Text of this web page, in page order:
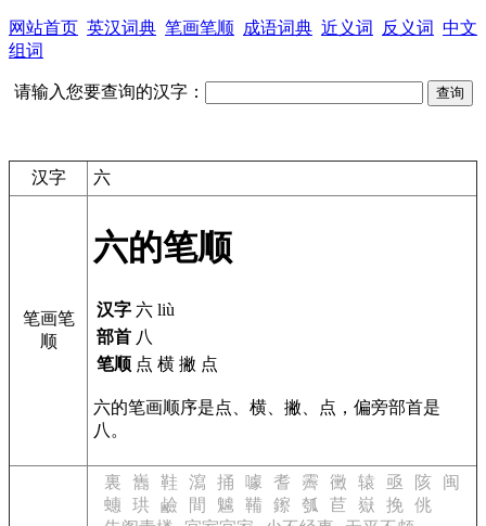
网站首页 英汉词典 笔画笔顺 成语词典 近义词 反义词 中文
组词
请输入您要查询的汉字：
汉字 六
笔画笔
顺
六的笔顺
汉字 六 liù
部首 八
笔顺 点 横 撇 点
六的笔画顺序是点、横、撇、点，偏旁部首是
八。
裏 巂 鞋 瀉 捅 噱 耆 霽 黴 辕 亟 陔
闽
蟪
珙 鹼 間 魖 鞴 鑔 瓠 苣 嶽 挽 佻